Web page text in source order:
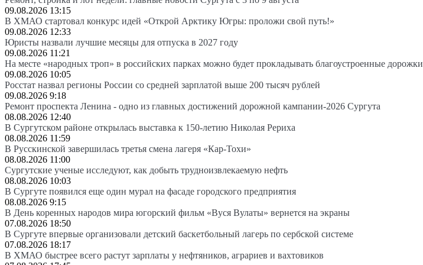
09.08.2026 13:15
В ХМАО стартовал конкурс идей «Открой Арктику Югры: проложи свой путь!»
09.08.2026 12:33
Юристы назвали лучшие месяцы для отпуска в 2027 году
09.08.2026 11:21
На месте «народных троп» в российских парках можно будет прокладывать благоустроенные дорожки
09.08.2026 10:05
Росстат назвал регионы России со средней зарплатой выше 200 тысяч рублей
09.08.2026 9:18
Ремонт проспекта Ленина - одно из главных достижений дорожной кампании-2026 Сургута
08.08.2026 12:40
В Сургутском районе открылась выставка к 150-летию Николая Рериха
08.08.2026 11:59
В Русскинской завершилась третья смена лагеря «Кар-Тохи»
08.08.2026 11:00
Сургутские ученые исследуют, как добыть трудноизвлекаемую нефть
08.08.2026 10:03
В Сургуте появился еще один мурал на фасаде городского предприятия
08.08.2026 9:15
В День коренных народов мира югорский фильм «Вуся Вулаты» вернется на экраны
07.08.2026 18:50
В Сургуте впервые организовали детский баскетбольный лагерь по сербской системе
07.08.2026 18:17
В ХМАО быстрее всего растут зарплаты у нефтяников, аграриев и вахтовиков